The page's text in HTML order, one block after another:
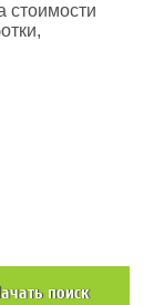
стоимости
поиск